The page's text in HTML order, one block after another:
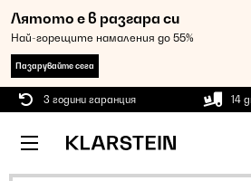
Лятото е в разгара си
Най-горещите намаления до 55%
Пазарувайте сега
3 години гаранция 14